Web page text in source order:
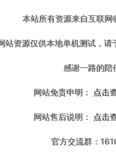
点赞 ( )
本站所有资源来自互联网
站资源仅供本地单机测试，请
感谢一路的陪
网站免责申明： 点击
网站售后说明： 点击
官方交流群：